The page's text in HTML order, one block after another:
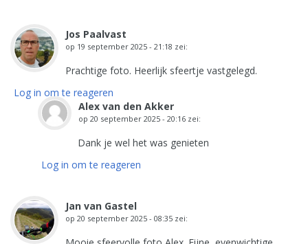
Jos Paalvast
op 19 september 2025 - 21:18 zei:
Prachtige foto. Heerlijk sfeertje vastgelegd.
Log in om te reageren
Alex van den Akker
op 20 september 2025 - 20:16 zei:
Dank je wel het was genieten
Log in om te reageren
Jan van Gastel
op 20 september 2025 - 08:35 zei: